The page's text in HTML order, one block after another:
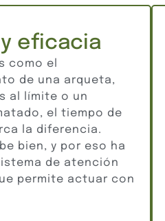
y eficacia
como el
de una arqueta,
al límite o un
el tiempo de
la diferencia.
bien, y por eso ha
de atención
permite actuar con